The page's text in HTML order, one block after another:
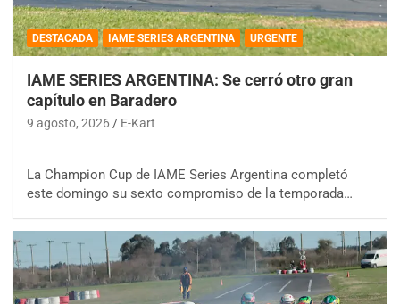
DESTACADA IAME SERIES ARGENTINA URGENTE
IAME SERIES ARGENTINA: Se cerró otro gran
capítulo en Baradero
9 agosto, 2026 E-Kart
La Champion Cup de IAME Series Argentina completó
este domingo su sexto compromiso de la temporada…